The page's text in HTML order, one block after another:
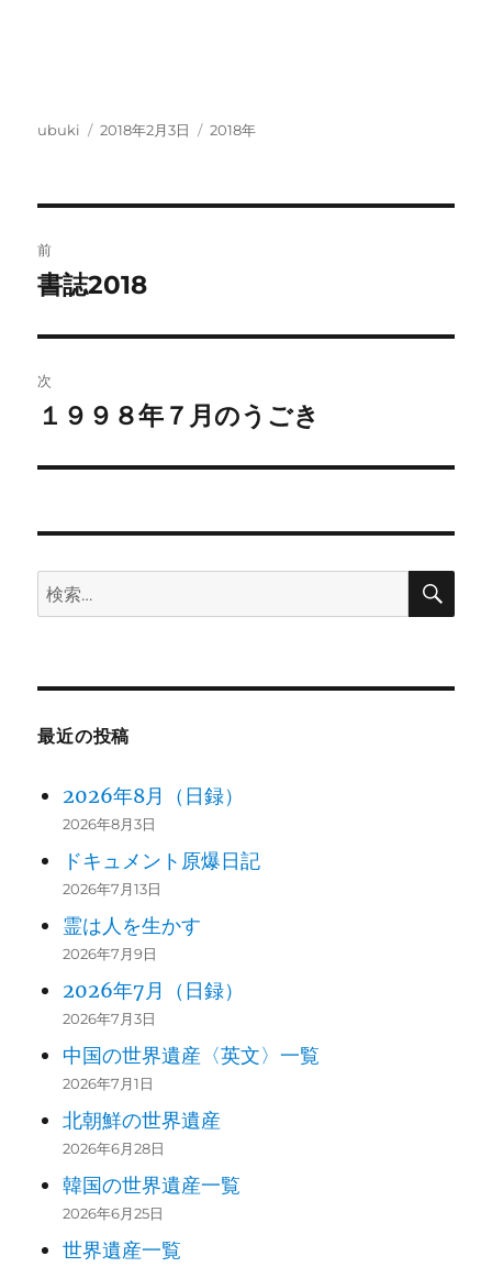
投
ubuki
投
2018年2月3日
カ
2018年
稿
ビ
ゲ
ー
ン
前
前
投
稿:
書誌2018
次
次
投
１９９８年７月のうごき
検
索:
検
最近の投稿
2026年8月（日録）
2026年8月3日
ドキュメント原爆日記
2026年7月13日
霊は人を生かす
2026年7月9日
2026年7月（日録）
2026年7月3日
中国の世界遺産〈英文〉一覧
2026年7月1日
北朝鮮の世界遺産
2026年6月28日
韓国の世界遺産一覧
2026年6月25日
世界遺産一覧